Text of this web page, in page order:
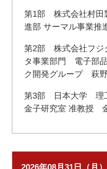
第1部 株式会社村田
進部 サーマル事業
第2部 株式会社フジ
タ事業部門 電子部
ク開発グループ
第3部 日本大学 理
金子研究室 准教授